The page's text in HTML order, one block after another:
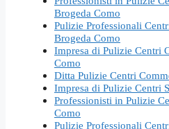
Brogeda Como
Pulizie Professionali
Brogeda Como
Impresa di Pulizie Centri
Como
Ditta Pulizie Centri
Impresa di Pulizie Centri
Professionisti in Pulizie
Como
Pulizie Professionali